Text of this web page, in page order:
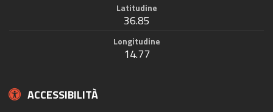
Latitudine
36.85
Longitudine
14.77
ACCESSIBILITÀ